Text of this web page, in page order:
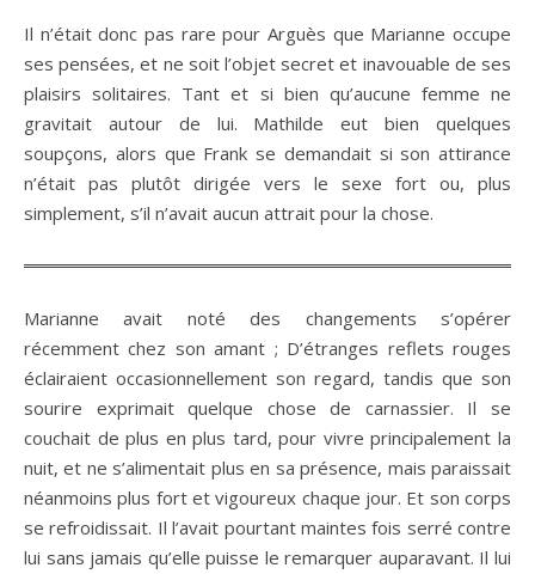
Il n’était donc pas rare pour Arguès que Marianne occupe
ses pensées, et ne soit l’objet secret et inavouable de ses
plaisirs solitaires. Tant et si bien qu’aucune femme ne
gravitait autour de lui. Mathilde eut bien quelques
soupçons, alors que Frank se demandait si son attirance
n’était pas plutôt dirigée vers le sexe fort ou, plus
simplement, s’il n’avait aucun attrait pour la chose.
Marianne avait noté des changements s’opérer
récemment chez son amant ; D’étranges reflets rouges
éclairaient occasionnellement son regard, tandis que son
sourire exprimait quelque chose de carnassier. Il se
couchait de plus en plus tard, pour vivre principalement la
nuit, et ne s’alimentait plus en sa présence, mais paraissait
néanmoins plus fort et vigoureux chaque jour. Et son corps
se refroidissait. Il l’avait pourtant maintes fois serré contre
lui sans jamais qu’elle puisse le remarquer auparavant. Il lui